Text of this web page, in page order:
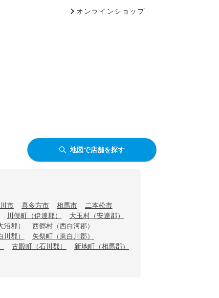
オンラインショップ
地図で店舗を探す
市 喜多方市 相馬市
二本松市
川俣町（伊達郡）
大玉村（安達郡）
郡）
西郷村（西白河郡）
郡）
矢祭町（東白川郡）
古殿町（石川郡）
新地町（相馬郡）